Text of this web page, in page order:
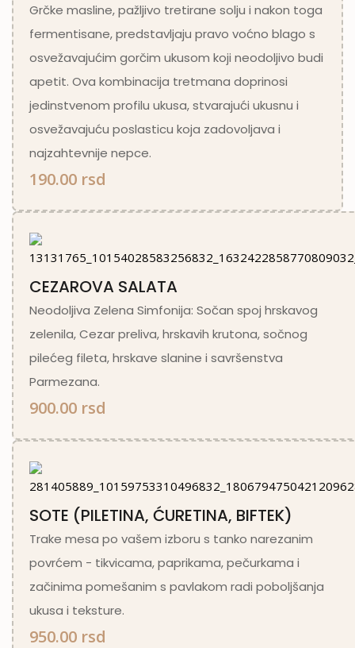
Grčke masline, pažljivo tretirane solju i nakon toga
fermentisane, predstavljaju pravo voćno blago s
osvežavajućim gorčim ukusom koji neodoljivo budi
apetit. Ova kombinacija tretmana doprinosi
jedinstvenom profilu ukusa, stvarajući ukusnu i
osvežavajuću poslasticu koja zadovoljava i
najzahtevnije nepce.
190.00 rsd
CEZAROVA SALATA
Neodoljiva Zelena Simfonija: Sočan spoj hrskavog
zelenila, Cezar preliva, hrskavih krutona, sočnog
pilećeg fileta, hrskave slanine i savršenstva
Parmezana.
900.00 rsd
SOTE (PILETINA, ĆURETINA, BIFTEK)
Trake mesa po vašem izboru s tanko narezanim
povrćem - tikvicama, paprikama, pečurkama i
začinima pomešanim s pavlakom radi poboljšanja
ukusa i teksture.
950.00 rsd